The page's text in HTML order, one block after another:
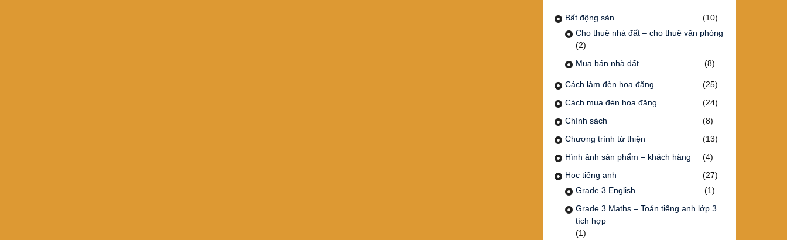
Bất động sản
(10)
Cho thuê nhà đất – cho thuê văn phòng
(2)
Mua bán nhà đất
(8)
Cách làm đèn hoa đăng
(25)
Cách mua đèn hoa đăng
(24)
Chính sách
(8)
Chương trình từ thiện
(13)
Hình ảnh sản phẩm – khách hàng
(4)
Học tiếng anh
(27)
Grade 3 English
(1)
Grade 3 Maths – Toán tiếng anh lớp 3
tích hợp
(1)